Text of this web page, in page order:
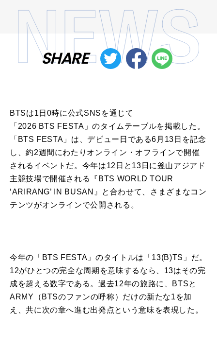
SHARE
BTSは1日0時に公式SNSを通じて
「 2026 BTS FESTA 」のタイム テーブルを掲載した。
「 BTS FESTA 」は、 デビュー 日 である6月 13 日を記念
し、約2週間にわたりオンライン・オフラインで開催
されるイベントだ。今年は12日と 13 日に釜山アジアド
主競技場で開催される『 BTS WORLD TOUR
‘ARIRANG’ IN BUSAN』と合わせて、さまざまなコン
テンツがオンラインで公開 される。
今年の「 BTS FESTA 」のタイトルは「 13(B)TS」だ。
12がひとつの完全な周期を意味するなら、 13はその完
成を超える数字である。過去12年の旅路に、 BTSと
ARMY（ BTSのファンの呼称）だけの新たな1を加
え、共に次の章へ進む出発点という意味を表現した。